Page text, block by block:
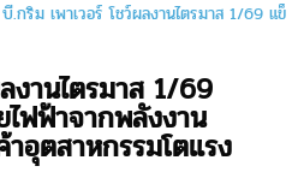
บี.กริม เพาเวอร์ โชว์ผลงานไตรมาส 1/69 แข็
งานไตรมาส 1/69
ฟฟ้าจากพลังงาน
อุตสาหกรรมโตแรง